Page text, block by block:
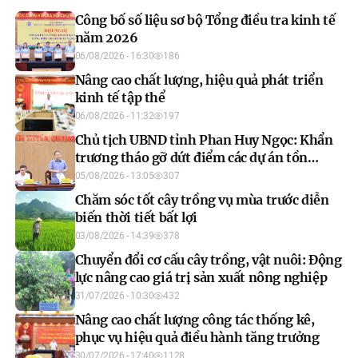
Công bố số liệu sơ bộ Tổng điều tra kinh tế
năm 2026
06/08/2026 - 16:30 186
Nâng cao chất lượng, hiệu quả phát triển
kinh tế tập thể
06/08/2026 - 11:32 197
Chủ tịch UBND tỉnh Phan Huy Ngọc: Khẩn
trương tháo gỡ dứt điểm các dự án tồn
đọng, đẩy nhanh xây dựng cơ sở dữ liệu đất
đai
05/08/2026 - 13:05 307
Chăm sóc tốt cây trồng vụ mùa trước diễn
biến thời tiết bất lợi
03/08/2026 - 14:39 378
Chuyển đổi cơ cấu cây trồng, vật nuôi: Động
lực nâng cao giá trị sản xuất nông nghiệp
31/07/2026 - 10:30 432
Nâng cao chất lượng công tác thống kê,
phục vụ hiệu quả điều hành tăng trưởng
30/07/2026 - 17:40 1128